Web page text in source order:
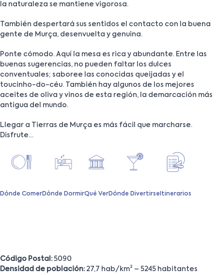
la naturaleza se mantiene vigorosa.
También despertará sus sentidos el contacto con la buena
gente de Murça, desenvuelta y genuina.
Ponte cómodo. Aquí la mesa es rica y abundante. Entre las
buenas sugerencias, no pueden faltar los dulces
conventuales; saboree las conocidas queijadas y el
toucinho-do-céu. También hay algunos de los mejores
aceites de oliva y vinos de esta región, la demarcación más
antigua del mundo.
Llegar a Tierras de Murça es más fácil que marcharse.
Disfrute…
Dónde ComerDónde DormirQué VerDónde Divertirse Itinerarios
Código Postal: 5090
Densidad de población: 27,7 hab/km² – 5245 habitantes